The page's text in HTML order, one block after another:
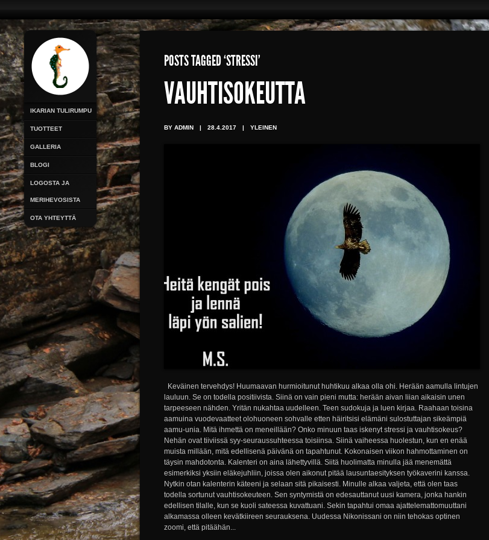
IKARIAN TULIRUMPU
TUOTTEET
GALLERIA
BLOGI
LOGOSTA JA
MERIHEVOSISTA
OTA YHTEYTTÄ
POSTS TAGGED ‘STRESSI’
VAUHTISOKEUTTA
BY ADMIN | 28.4.2017 | YLEINEN
Keväinen tervehdys! Huumaavan hurmioitunut huhtikuu alkaa olla ohi. Herään aamulla lintujen
lauluun. Se on todella positiivista. Siinä on vain pieni mutta: herään aivan liian aikaisin unen
tarpeeseen nähden. Yritän nukahtaa uudelleen. Teen sudokuja ja luen kirjaa. Raahaan toisina
aamuina vuodevaatteet olohuoneen sohvalle etten häiritsisi elämäni sulostuttajan sikeämpiä
aamu-unia. Mitä ihmettä on meneillään? Onko minuun taas iskenyt stressi ja vauhtisokeus?
Nehän ovat tiiviissä syy-seuraussuhteessa toisiinsa. Siinä vaiheessa huolestun, kun en enää
muista millään, mitä edellisenä päivänä on tapahtunut. Kokonaisen viikon hahmottaminen on
täysin mahdotonta. Kalenteri on aina lähettyvillä. Siitä huolimatta minulla jää menemättä
esimerkiksi yksiin eläkejuhliin, joissa olen aikonut pitää lausuntaesityksen työkaverini kanssa.
Nytkin otan kalenterin käteeni ja selaan sitä pikaisesti. Minulle alkaa valjeta, että olen taas
todella sortunut vauhtisokeuteen. Sen syntymistä on edesauttanut uusi kamera, jonka hankin
edellisen tilalle, kun se kuoli sateessa kuvattuani. Sekin tapahtui omaa ajattelemattomuuttani
alkamassa olleen kevätkiireen seurauksena. Uudessa Nikonissani on niin tehokas optinen
zoomi, että pitäähän...